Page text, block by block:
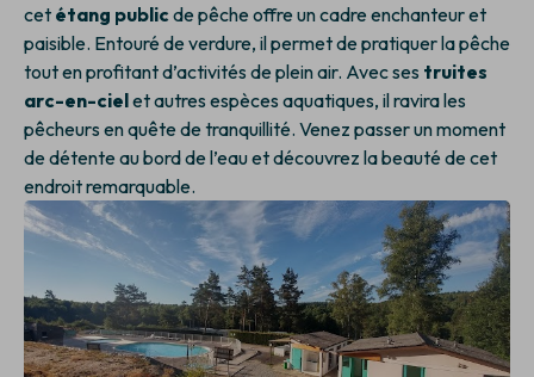
cet étang public de pêche offre un cadre enchanteur et
paisible. Entouré de verdure, il permet de pratiquer la pêche
tout en profitant d’activités de plein air. Avec ses truites
arc-en-cielet autres espèces aquatiques, il ravira les
pêcheurs en quête de tranquillité. Venez passer un moment
de détente au bord de l’eau et découvrez la beauté de cet
endroit remarquable.